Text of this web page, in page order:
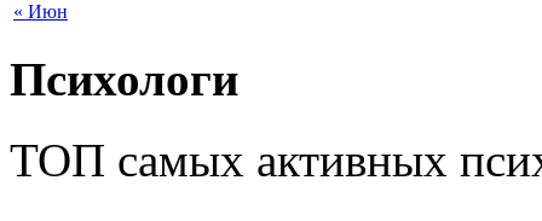
« Июн
Психологи
ТОП самых активных